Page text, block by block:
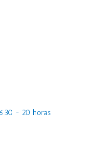
- 20 horas